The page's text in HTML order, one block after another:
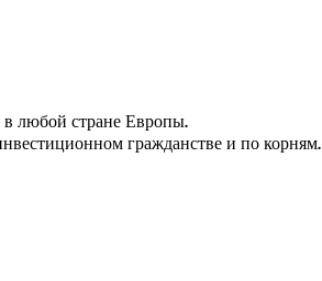
в любой стране Европы.
гражданстве и по корням.